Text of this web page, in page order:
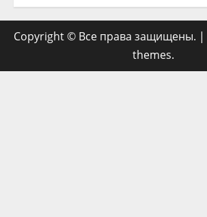
Copyright © Все права защищены. |
themes.